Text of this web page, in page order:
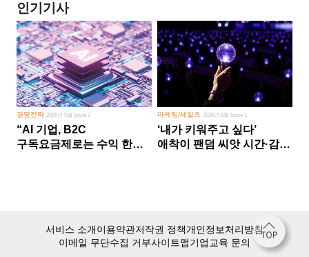
인기기사
경영전략2026년 5월 Issue 2
“AI 기업, B2C
구독요금제로는 수익 한계
마케팅/세일즈 2026년 8월 Issue 1
‘내가 키워주고 싶다’
애착이 팬덤 씨앗 시간·감정
서비스 소개이용약관저작권 정책개인정보처리방침
이메일 무단수집 거부사이트맵기업교육 문의